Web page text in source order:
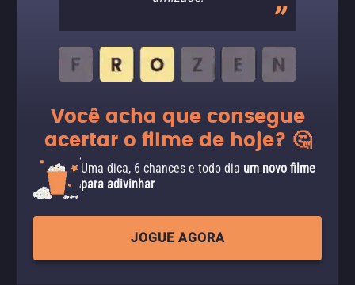
Você acha que consegue
acertar o filme de hoje? 🤔
Uma dica, 6 chances e todo dia um novo filme
para adivinhar
JOGUE AGORA